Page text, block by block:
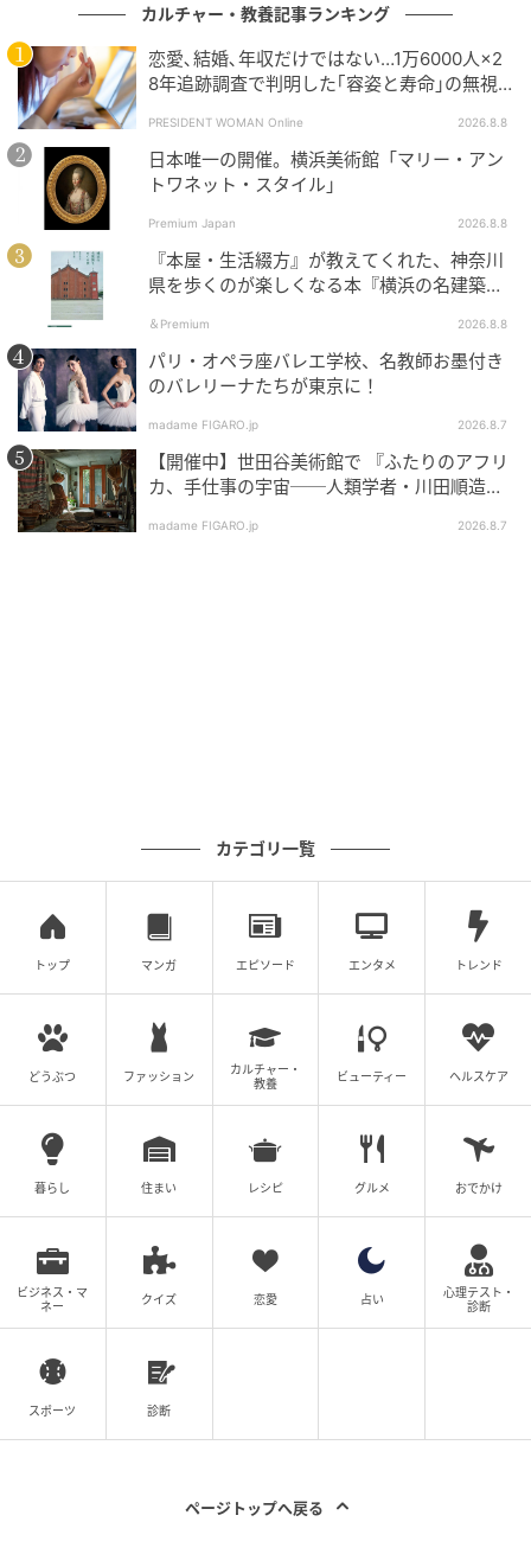
カルチャー・教養記事ランキング
恋愛､結婚､年収だけではない…1万6000人×2
8年追跡調査で判明した｢容姿と寿命｣の無視
PRESIDENT WOMAN Online 2026.8.8
日本唯一の開催。横浜美術館「マリー・アン
トワネット・スタイル」
Premium Japan 2026.8.8
『本屋・生活綴方』が教えてくれた、神奈川
県を歩くのが楽しくなる本『横浜の名建築を
＆Premium 2026.8.8
パリ・オペラ座バレエ学校、名教師お墨付き
のバレリーナたちが東京に！
madame FIGARO.jp 2026.8.7
【開催中】世田谷美術館で 『ふたりのアフリ
カ、手仕事の宇宙──人類学者・川田順造と
madame FIGARO.jp 2026.8.7
カテゴリ一覧
トップ マンガ エピソード エンタメ トレンド
どうぶつ ファッション
カルチャー・
教養
ビューティー ヘルスケア
暮らし 住まい レシピ グルメ おでかけ
ビジネス・マ
ネー
クイズ 恋愛 占い
心理テスト・
診断
スポーツ 診断
ページトップへ戻る